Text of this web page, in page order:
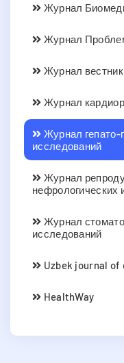
Журнал
Журнал
Журнал
Журнал
Журнал гепато-
исследований
Журнал
нефрологических
Журнал
исследований
Uzbek journal of
HealthWay